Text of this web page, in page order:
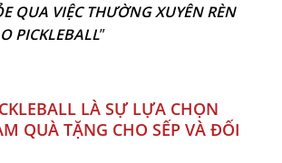
QUA VIỆC THƯỜNG XUYÊN RÈN
PICKLEBALL”
LÀ SỰ LỰA CHỌN
QUÀ TẶNG CHO SẾP VÀ ĐỐI